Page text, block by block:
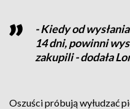
- Kiedy od
14 dni, powinni
zakupili - dodała
Oszuści próbują wyłudzać